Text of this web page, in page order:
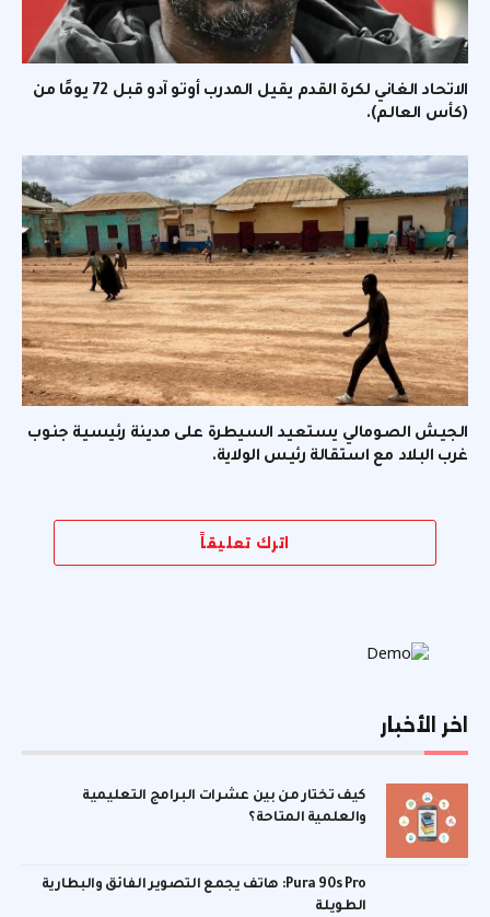
الاتحاد الغاني لكرة القدم يقيل المدرب أوتو آدو قبل 72 يومًا من
(كأس العالم).
الجيش الصومالي يستعيد السيطرة على مدينة رئيسية جنوب
غرب البلاد مع استقالة رئيس الولاية.
اترك تعليقاً
اخر الأخبار
كيف تختار من بين عشرات البرامج التعليمية
والعلمية المتاحة؟
Pura 90s Pro: هاتف يجمع التصوير الفائق والبطارية
الطويلة